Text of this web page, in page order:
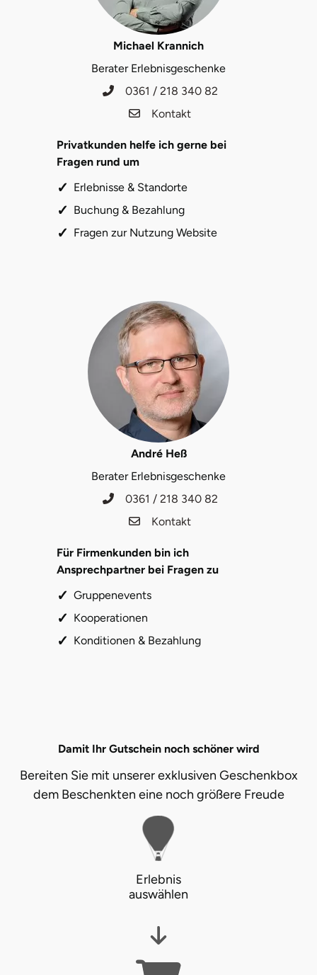
Michael Krannich
Berater Erlebnisgeschenke
0361 / 218 340 82
Kontakt
Privatkunden helfe ich gerne bei
Fragen rund um
Erlebnisse & Standorte
Buchung & Bezahlung
Fragen zur Nutzung Website
André Heß
Berater Erlebnisgeschenke
0361 / 218 340 82
Kontakt
Für Firmenkunden bin ich
Ansprechpartner bei Fragen zu
Gruppenevents
Kooperationen
Konditionen & Bezahlung
Damit Ihr Gutschein noch schöner wird
Bereiten Sie mit unserer exklusiven Geschenkbox
dem Beschenkten eine noch größere Freude
Erlebnis
auswählen